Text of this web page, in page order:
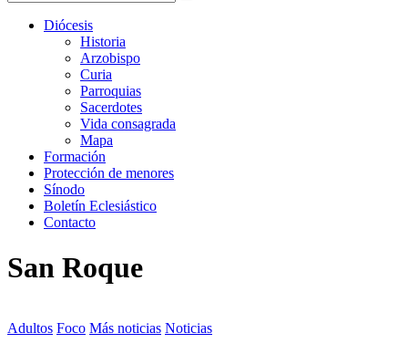
Diócesis
Historia
Arzobispo
Curia
Parroquias
Sacerdotes
Vida consagrada
Mapa
Formación
Protección de menores
Sínodo
Boletín Eclesiástico
Contacto
San Roque
Adultos Foco Más noticias Noticias